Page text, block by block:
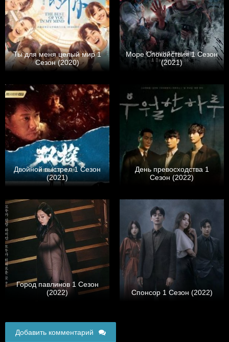
Ты для меня целый мир 1
Сезон (2020)
Море Спокойствия 1 Сезон
(2021)
Двойной выстрел 1 Сезон
(2021)
День превосходства 1
Сезон (2022)
Город павлинов 1 Сезон
(2022)
Спонсор 1 Сезон (2022)
Добавить комментарий